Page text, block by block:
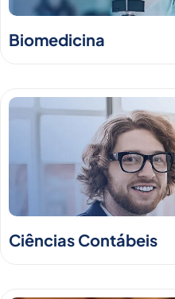
Biomedicina
Ciências Contábeis